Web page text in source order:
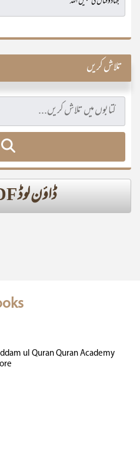
تلاش کریں
ڈاؤن لوڈ PDF
ul Quran Quran Academy